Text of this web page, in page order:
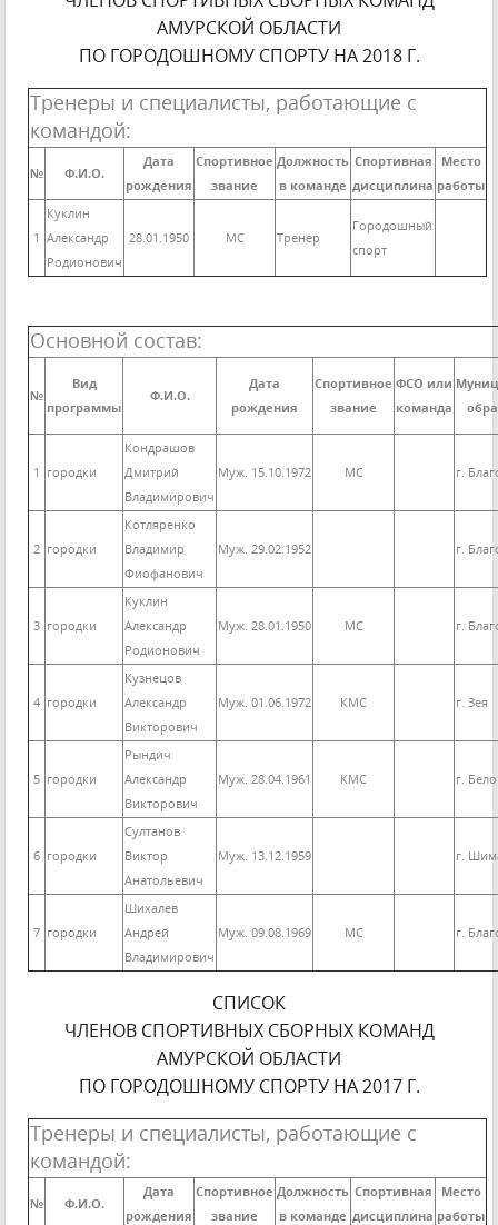
АМУРСКОЙ ОБЛАСТИ
ПО ГОРОДОШНОМУ СПОРТУ НА 2018 Г.
Тренеры и специалисты, работающие с
командой:
№ Ф.И.О.
Дата
рождения
Спортивное
звание
Должность
в команде
Спортивная
дисциплина
Место
работы
1
Куклин
Александр
Родионович
28.01.1950 МС Тренер
Городошный
спорт
Основной состав:
№
Вид
программы
Ф.И.О.
Дата
рождения
Спортивное
звание
ФСО или
команда
1 городки
Кондрашов
Дмитрий
Владимирович
Муж. 15.10.1972 МС г.
2 городки
Котляренко
Владимир
Фиофанович
Муж. 29.02.1952 г.
3 городки
Куклин
Александр
Родионович
Муж. 28.01.1950 МС г.
4 городки
Кузнецов
Александр
Викторович
Муж. 01.06.1972 КМС г. Зея
5 городки
Рындич
Александр
Викторович
Муж. 28.04.1961 КМС г.
6 городки
Султанов
Виктор
Анатольевич
Муж. 13.12.1959 г.
7 городки
Шихалев
Андрей
Владимирович
Муж. 09.08.1969 МС г.
СПИСОК
ЧЛЕНОВ СПОРТИВНЫХ СБОРНЫХ КОМАНД
АМУРСКОЙ ОБЛАСТИ
ПО ГОРОДОШНОМУ СПОРТУ НА 2017 Г.
Тренеры и специалисты, работающие с
командой:
№ Ф.И.О.
Дата
рождения
Спортивное
звание
Должность
в команде
Спортивная
дисциплина
Место
работы